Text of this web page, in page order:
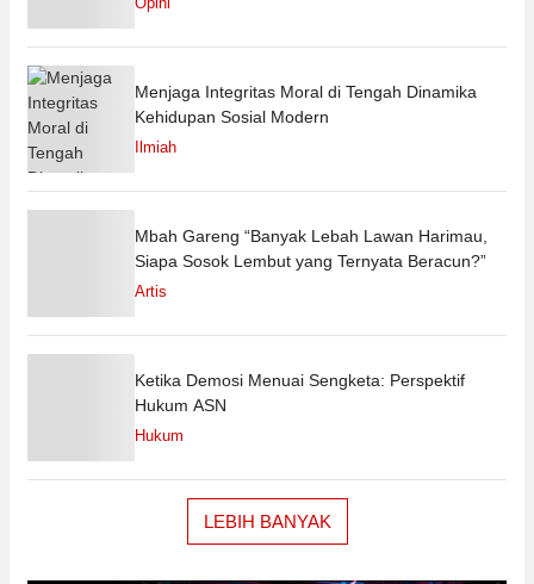
Menjaga Integritas Moral di Tengah Dinamika
Kehidupan Sosial Modern
Ilmiah
Mbah Gareng “Banyak Lebah Lawan Harimau,
Siapa Sosok Lembut yang Ternyata Beracun?”
Artis
Ketika Demosi Menuai Sengketa: Perspektif
Hukum ASN
Hukum
LEBIH BANYAK